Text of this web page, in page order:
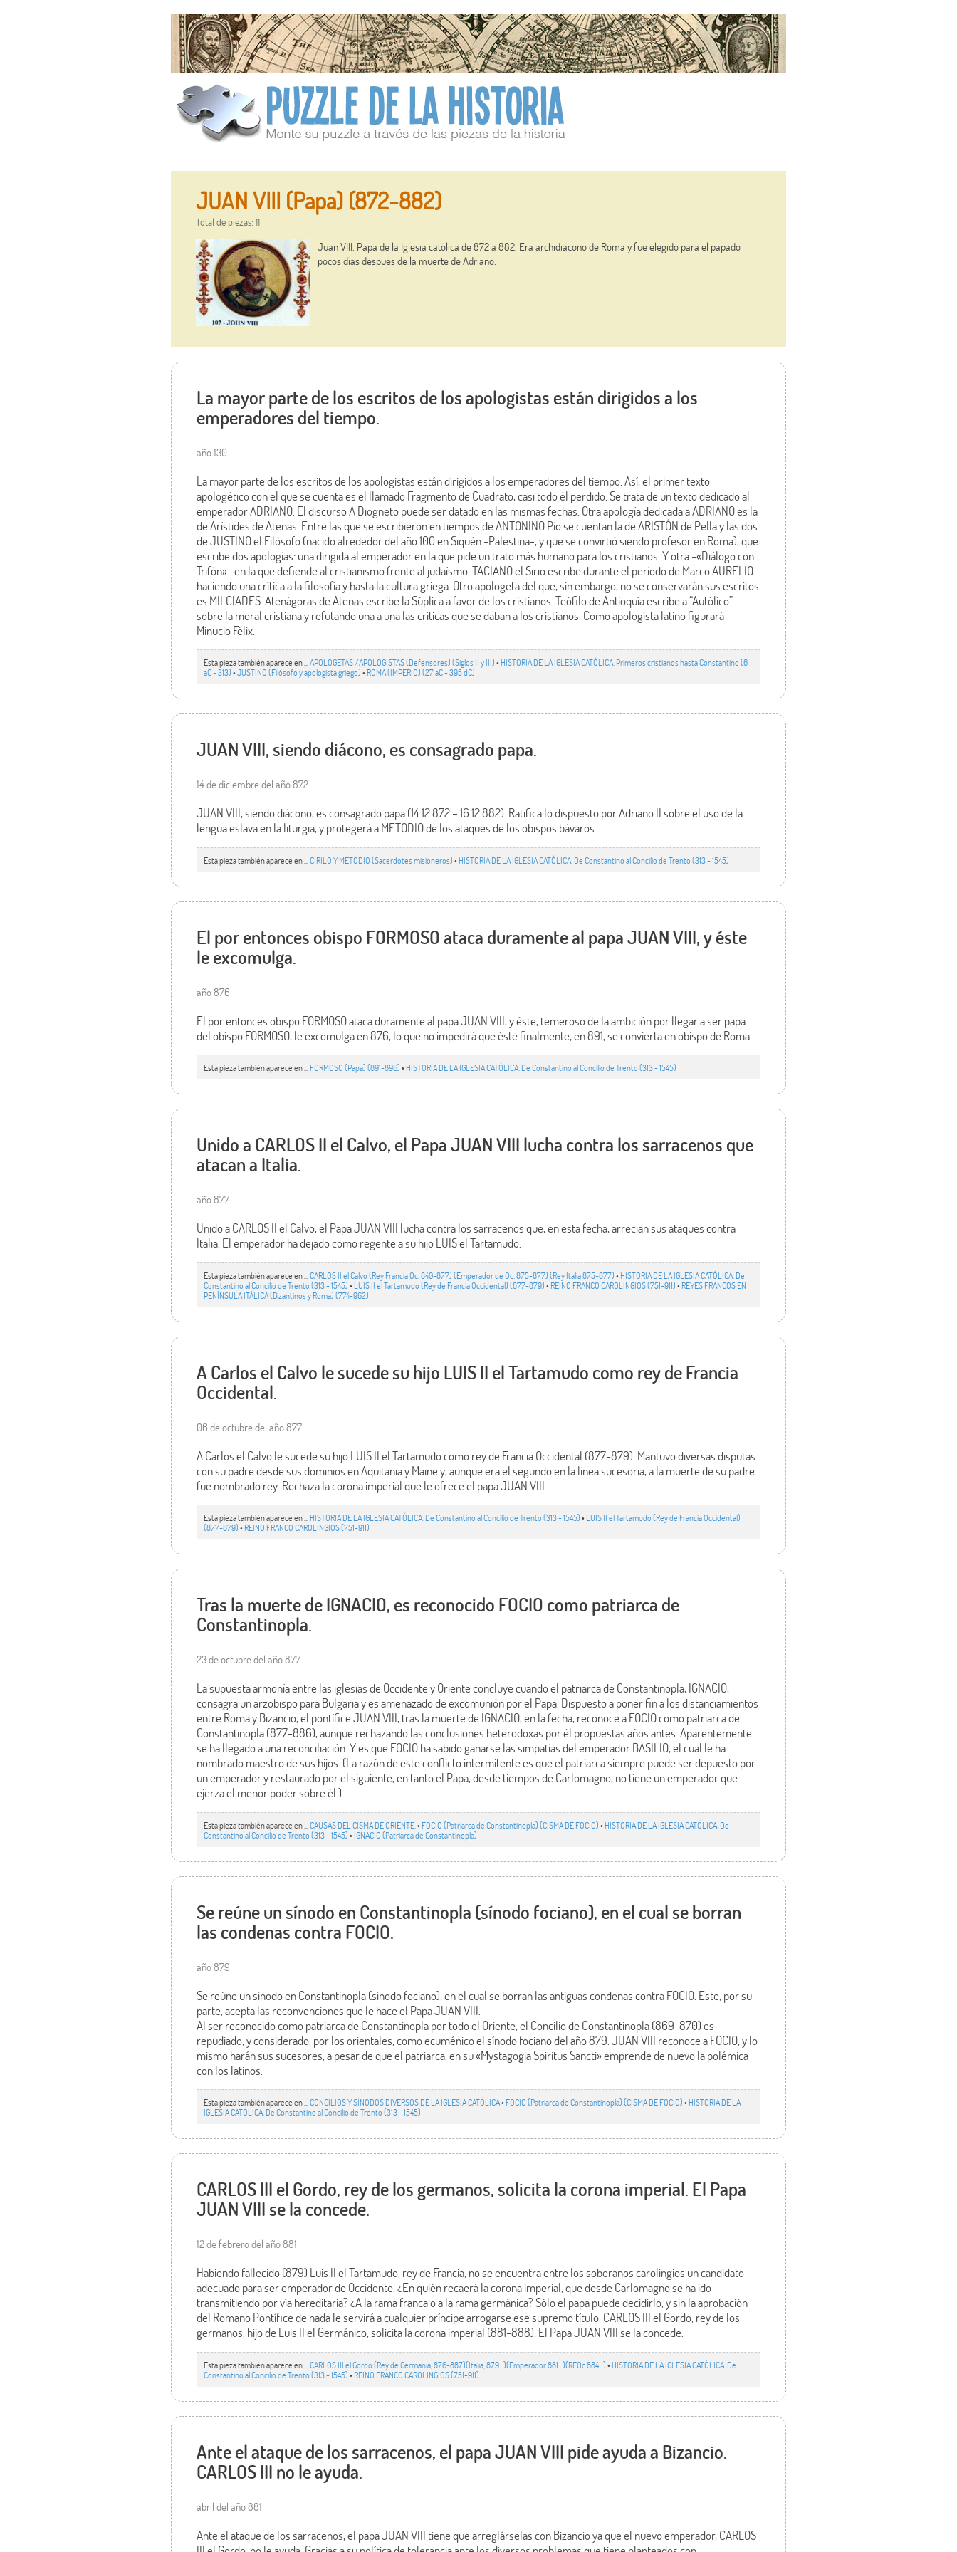
JUAN VIII (Papa) (872-882)
Total de piezas: 11
Juan VIII. Papa de la Iglesia católica de 872 a 882. Era archidiácono de Roma y fue elegido para el papado
pocos días después de la muerte de Adriano.
La mayor parte de los escritos de los apologistas están dirigidos a los
emperadores del tiempo.
año 130
La mayor parte de los escritos de los apologistas están dirigidos a los emperadores del tiempo. Así, el primer texto
apologético con el que se cuenta es el llamado Fragmento de Cuadrato, casi todo él perdido. Se trata de un texto dedicado al
emperador ADRIANO. El discurso A Diogneto puede ser datado en las mismas fechas. Otra apología dedicada a ADRIANO es la
de Arístides de Atenas. Entre las que se escribieron en tiempos de ANTONINO Pío se cuentan la de ARISTÓN de Pella y las dos
de JUSTINO el Filósofo (nacido alrededor del año 100 en Siquén -Palestina-, y que se convirtió siendo profesor en Roma), que
escribe dos apologías: una dirigida al emperador en la que pide un trato más humano para los cristianos. Y otra -«Diálogo con
Trifón»- en la que defiende al cristianismo frente al judaísmo. TACIANO el Sirio escribe durante el período de Marco AURELIO
haciendo una crítica a la filosofía y hasta la cultura griega. Otro apologeta del que, sin embargo, no se conservarán sus escritos
es MILCIADES. Atenágoras de Atenas escribe la Súplica a favor de los cristianos. Teófilo de Antioquía escribe a “Autólico”
sobre la moral cristiana y refutando una a una las críticas que se daban a los cristianos. Como apologista latino figurará
Minucio Félix.
Esta pieza también aparece en ...APOLOGETAS /APOLOGISTAS (Defensores) (Siglos II y III)• HISTORIA DE LA IGLESIA CATÓLICA. Primeros cristianos hasta Constantino (6
aC - 313)•JUSTINO (Filósofo y apologista griego)• ROMA (IMPERIO) (27 aC - 395 dC)
JUAN VIII, siendo diácono, es consagrado papa.
14 de diciembre del año 872
JUAN VIII, siendo diácono, es consagrado papa (14.12.872 – 16.12.882). Ratifica lo dispuesto por Adriano II sobre el uso de la
lengua eslava en la liturgia, y protegerá a METODIO de los ataques de los obispos bávaros.
Esta pieza también aparece en ...CIRILO Y METODIO (Sacerdotes misioneros)• HISTORIA DE LA IGLESIA CATÓLICA. De Constantino al Concilio de Trento (313 - 1545)
El por entonces obispo FORMOSO ataca duramente al papa JUAN VIII, y éste
le excomulga.
año 876
El por entonces obispo FORMOSO ataca duramente al papa JUAN VIII, y éste, temeroso de la ambición por llegar a ser papa
del obispo FORMOSO, le excomulga en 876, lo que no impedirá que éste finalmente, en 891, se convierta en obispo de Roma.
Esta pieza también aparece en ...FORMOSO (Papa) (891-896)• HISTORIA DE LA IGLESIA CATÓLICA. De Constantino al Concilio de Trento (313 - 1545)
Unido a CARLOS II el Calvo, el Papa JUAN VIII lucha contra los sarracenos que
atacan a Italia.
año 877
Unido a CARLOS II el Calvo, el Papa JUAN VIII lucha contra los sarracenos que, en esta fecha, arrecian sus ataques contra
Italia. El emperador ha dejado como regente a su hijo LUIS el Tartamudo.
Esta pieza también aparece en ...CARLOS II el Calvo (Rey Francia Oc. 840-877) (Emperador de Oc. 875-877) (Rey Italia 875-877)• HISTORIA DE LA IGLESIA CATÓLICA. De
Constantino al Concilio de Trento (313 - 1545)• LUIS II el Tartamudo (Rey de Francia Occidental) (877-879)• REINO FRANCO CAROLINGIOS (751-911)• REYES FRANCOS EN
PENÍNSULA ITÁLICA (Bizantinos y Roma) (774-962)
A Carlos el Calvo le sucede su hijo LUIS II el Tartamudo como rey de Francia
Occidental.
06 de octubre del año 877
A Carlos el Calvo le sucede su hijo LUIS II el Tartamudo como rey de Francia Occidental (877-879). Mantuvo diversas disputas
con su padre desde sus dominios en Aquitania y Maine y, aunque era el segundo en la línea sucesoria, a la muerte de su padre
fue nombrado rey. Rechaza la corona imperial que le ofrece el papa JUAN VIII.
Esta pieza también aparece en ...HISTORIA DE LA IGLESIA CATÓLICA. De Constantino al Concilio de Trento (313 - 1545)• LUIS II el Tartamudo (Rey de Francia Occidental)
(877-879)• REINO FRANCO CAROLINGIOS (751-911)
Tras la muerte de IGNACIO, es reconocido FOCIO como patriarca de
Constantinopla.
23 de octubre del año 877
La supuesta armonía entre las iglesias de Occidente y Oriente concluye cuando el patriarca de Constantinopla, IGNACIO,
consagra un arzobispo para Bulgaria y es amenazado de excomunión por el Papa. Dispuesto a poner fin a los distanciamientos
entre Roma y Bizancio, el pontífice JUAN VIII, tras la muerte de IGNACIO, en la fecha, reconoce a FOCIO como patriarca de
Constantinopla (877-886), aunque rechazando las conclusiones heterodoxas por él propuestas años antes. Aparentemente
se ha llegado a una reconciliación. Y es que FOCIO ha sabido ganarse las simpatías del emperador BASILIO, el cual le ha
nombrado maestro de sus hijos. (La razón de este conflicto intermitente es que el patriarca siempre puede ser depuesto por
un emperador y restaurado por el siguiente, en tanto el Papa, desde tiempos de Carlomagno, no tiene un emperador que
ejerza el menor poder sobre él.)
Esta pieza también aparece en ...CAUSAS DEL CISMA DE ORIENTE. • FOCIO (Patriarca de Constantinopla) (CISMA DE FOCIO)• HISTORIA DE LA IGLESIA CATÓLICA. De
Constantino al Concilio de Trento (313 - 1545)• IGNACIO (Patriarca de Constantinopla)
Se reúne un sínodo en Constantinopla (sínodo fociano), en el cual se borran
las condenas contra FOCIO.
año 879
Se reúne un sínodo en Constantinopla (sínodo fociano), en el cual se borran las antiguas condenas contra FOCIO. Este, por su
parte, acepta las reconvenciones que le hace el Papa JUAN VIII.
Al ser reconocido como patriarca de Constantinopla por todo el Oriente, el Concilio de Constantinopla (869-870) es
repudiado, y considerado, por los orientales, como ecuménico el sínodo fociano del año 879. JUAN VIII reconoce a FOCIO, y lo
mismo harán sus sucesores, a pesar de que el patriarca, en su «Mystagogia Spiritus Sancti» emprende de nuevo la polémica
con los latinos.
Esta pieza también aparece en ...CONCILIOS Y SÍNODOS DIVERSOS DE LA IGLESIA CATÓLICA• FOCIO (Patriarca de Constantinopla) (CISMA DE FOCIO)• HISTORIA DE LA
IGLESIA CATÓLICA. De Constantino al Concilio de Trento (313 - 1545)
CARLOS III el Gordo, rey de los germanos, solicita la corona imperial. El Papa
JUAN VIII se la concede.
12 de febrero del año 881
Habiendo fallecido (879) Luis II el Tartamudo, rey de Francia, no se encuentra entre los soberanos carolingios un candidato
adecuado para ser emperador de Occidente. ¿En quién recaerá la corona imperial, que desde Carlomagno se ha ido
transmitiendo por vía hereditaria? ¿A la rama franca o a la rama germánica? Sólo el papa puede decidirlo, y sin la aprobación
del Romano Pontífice de nada le servirá a cualquier príncipe arrogarse ese supremo título. CARLOS III el Gordo, rey de los
germanos, hijo de Luis II el Germánico, solicita la corona imperial (881-888). El Papa JUAN VIII se la concede.
Esta pieza también aparece en ...CARLOS III el Gordo (Rey de Germanía, 876-887)(Italia, 879…)(Emperador 881…)(RFOc 884…)• HISTORIA DE LA IGLESIA CATÓLICA. De
Constantino al Concilio de Trento (313 - 1545)• REINO FRANCO CAROLINGIOS (751-911)
Ante el ataque de los sarracenos, el papa JUAN VIII pide ayuda a Bizancio.
CARLOS III no le ayuda.
abril del año 881
Ante el ataque de los sarracenos, el papa JUAN VIII tiene que arreglárselas con Bizancio ya que el nuevo emperador, CARLOS